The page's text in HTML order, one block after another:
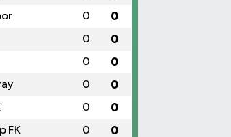
0 0
0 0
0 0
0 0
0 0
FK 0 0